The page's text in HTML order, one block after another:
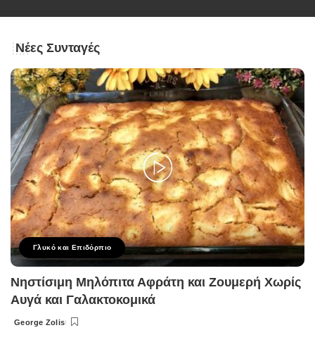
Νέες Συνταγές
Γλυκό και Επιδόρπιο
Νηστίσιμη Μηλόπιτα Αφράτη και Ζουμερή Χωρίς
Αυγά και Γαλακτοκομικά
Posted
George Zolis